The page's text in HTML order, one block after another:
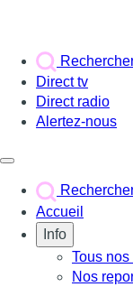
Direct tv
Direct radio
Alertez-nous
Accueil
Info
Tous
Nos